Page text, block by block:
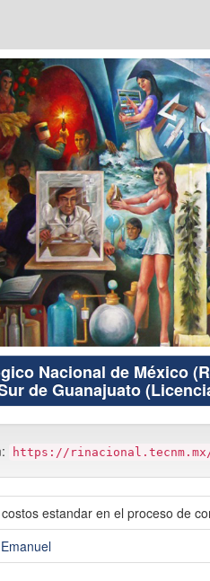
Nacional de México
de Guanajuato
https://rinacional.tecnm.mx/
estandar en el proceso de